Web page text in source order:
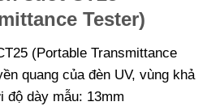
Tester)
(Portable Transmittance
quang của đèn UV, vùng khả
độ dày mẫu: 13mm